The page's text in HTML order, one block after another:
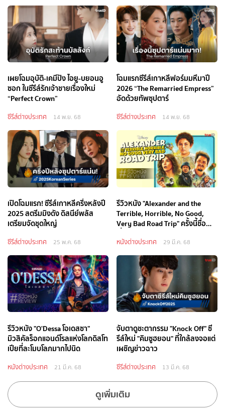
เผยโฉมอุบัติ-เคมีปัง ไอยู-บยอนอู
ซอก ในซีรีส์รักเจ้าชายเรื่องใหม่
“Perfect Crown”
ซีรีส์ต่างประเทศ 14 พ.ย. 68
โฉมแรกซีรีส์เกาหลีฟอร์มมหึมาปี
2026 “The Remarried Empress”
อัดด้วยทัพซุปตาร์
ซีรีส์ต่างประเทศ 14 พ.ย. 68
เปิดโฉมแรก! ซีรีส์เกาหลีครึ่งหลังปี
2025 สตรีมมิงดัง ดิสนีย์พลัส
เตรียมจัดชุดใหญ่
ซีรีส์ต่างประเทศ 25 พ.ค. 68
รีวิวหนัง "Alexander and the
Terrible, Horrible, No Good,
Very Bad Road Trip" ครั้งนี้ชื่อ
หนังต่างประเทศ 29 มี.ค. 68
รีวิวหนัง "O'Dessa โอเดสซา"
มิวสิคัลร็อกแอนด์โรลแห่งโลกดิสโท
เปียที่ละโมบโลภมากไปนิด
หนังต่างประเทศ 21 มี.ค. 68
จับตาดูชะตากรรม "Knock Off" ซี
รีส์ใหม่ "คิมซูฮยอน" ที่ใกล้ลงจอแต่
เผชิญข่าวฉาว
ซีรีส์ต่างประเทศ 13 มี.ค. 68
ดูเพิ่มเติม